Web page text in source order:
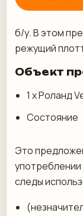
б/у. В этом
режущий
Объект
1 х Роланд
Состояние
Это
употреблении
следы